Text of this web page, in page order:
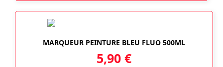
MARQUEUR PEINTURE BLEU FLUO 500ML
5,90 €